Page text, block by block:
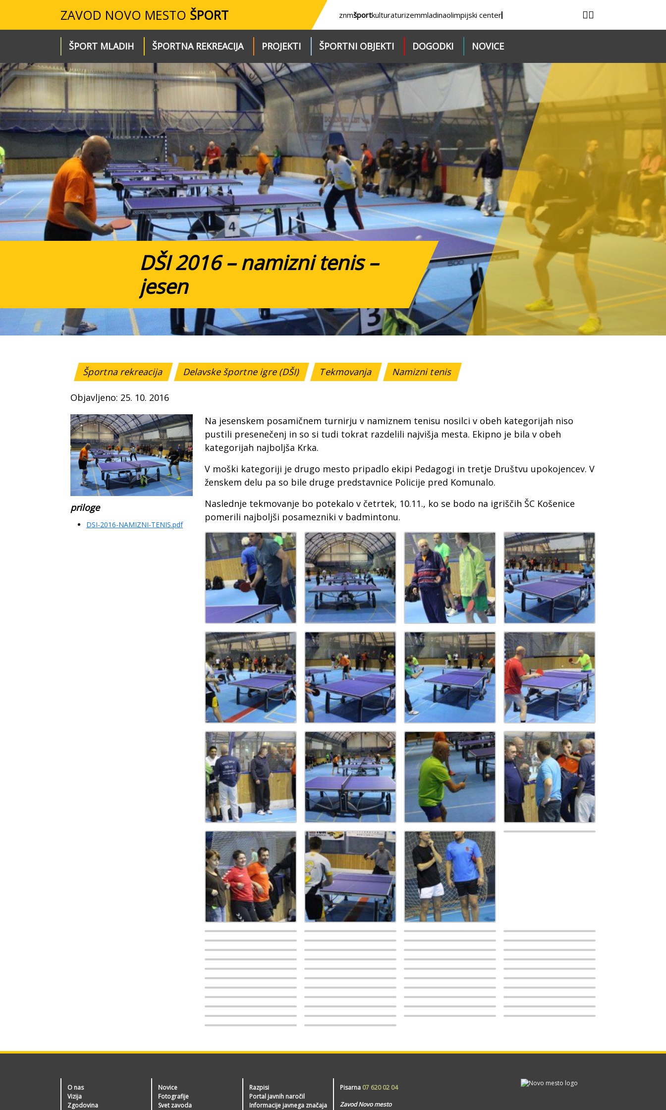
ZAVOD NOVO MESTO ŠPORT znmšportkulturaturizemmladinaolimpijski center
ŠPORT MLADIH ŠPORTNA REKREACIJA PROJEKTI ŠPORTNI OBJEKTI DOGODKI NOVICE
DŠI 2016 – namizni tenis –
jesen
Športna rekreacija Delavske športne igre (DŠI) Tekmovanja Namizni tenis
Objavljeno: 25. 10. 2016
priloge
DSI-2016-NAMIZNI-TENIS.pdf
Na jesenskem posamičnem turnirju v namiznem tenisu nosilci v obeh kategorijah niso
pustili presenečenj in so si tudi tokrat razdelili najvišja mesta. Ekipno je bila v obeh
kategorijah najboljša Krka.
V moški kategoriji je drugo mesto pripadlo ekipi Pedagogi in tretje Društvu upokojencev. V
ženskem delu pa so bile druge predstavnice Policije pred Komunalo.
Naslednje tekmovanje bo potekalo v četrtek, 10.11., ko se bodo na igriščih ŠC Košenice
pomerili najboljši posamezniki v badmintonu.
O nas
Vizija
Zgodovina
Novice
Fotografije
Svet zavoda
Razpisi
Portal javnih naročil
Informacije javnega značaja
Pisarna 07 620 02 04
Zavod Novo mesto